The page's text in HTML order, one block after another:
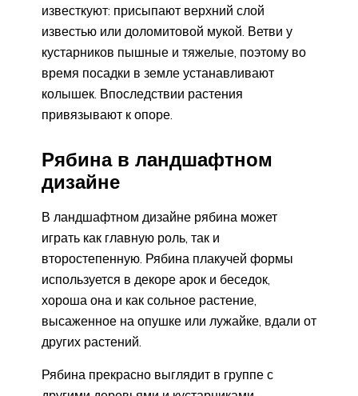
известкуют: присыпают верхний слой
известью или доломитовой мукой. Ветви у
кустарников пышные и тяжелые, поэтому во
время посадки в земле устанавливают
колышек. Впоследствии растения
привязывают к опоре.
Рябина в ландшафтном
дизайне
В ландшафтном дизайне рябина может
играть как главную роль, так и
второстепенную. Рябина плакучей формы
используется в декоре арок и беседок,
хороша она и как сольное растение,
высаженное на опушке или лужайке, вдали от
других растений.
Рябина прекрасно выглядит в группе с